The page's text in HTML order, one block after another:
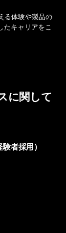
る体験や製品の
キャリアをこ
に関して
者採用）